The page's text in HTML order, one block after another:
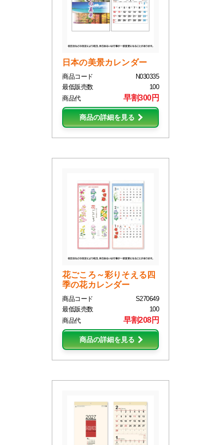
日本の美景カレンダー
商品コード
N030335
最低販売数
100
商品代
早割300円
商品の詳細を見る
花ごころ～彩りそえる四
季の花カレンダー
商品コード
S270649
最低販売数
100
商品代
早割208円
商品の詳細を見る